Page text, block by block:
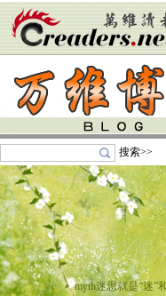
搜索>>
myth迷思就是“迷”